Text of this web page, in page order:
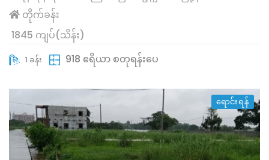
တိုက်ခန်း
1845 ကျပ်(သိန်း)
1 ခန်း 918 ဧရိယာ စတုရန်းပေ
ရောင်းရန်